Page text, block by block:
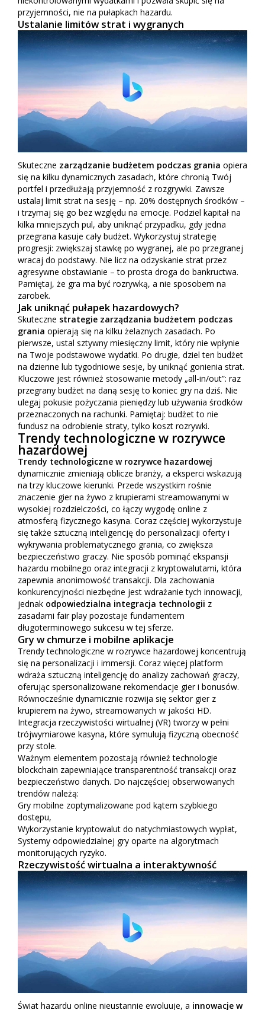
przyjemności, nie na pułapkach hazardu.
Ustalanie limitów strat i wygranych
Skuteczne zarządzanie budżetem podczas grania opiera
się na kilku dynamicznych zasadach, które chronią Twój
portfel i przedłużają przyjemność z rozgrywki. Zawsze
ustalaj limit strat na sesję – np. 20% dostępnych środków –
i trzymaj się go bez względu na emocje. Podziel kapitał na
kilka mniejszych pul, aby uniknąć przypadku, gdy jedna
przegrana kasuje cały budżet. Wykorzystuj strategię
progresji: zwiększaj stawkę po wygranej, ale po przegranej
wracaj do podstawy. Nie licz na odzyskanie strat przez
agresywne obstawianie – to prosta droga do bankructwa.
Pamiętaj, że gra ma być rozrywką, a nie sposobem na
zarobek.
Jak uniknąć pułapek hazardowych?
Skuteczne strategie zarządzania budżetem podczas
grania opierają się na kilku żelaznych zasadach. Po
pierwsze, ustal sztywny miesięczny limit, który nie wpłynie
na Twoje podstawowe wydatki. Po drugie, dziel ten budżet
na dzienne lub tygodniowe sesje, by uniknąć gonienia strat.
Kluczowe jest również stosowanie metody „all-in/out”: raz
przegrany budżet na daną sesję to koniec gry na dziś. Nie
ulegaj pokusie pożyczania pieniędzy lub używania środków
przeznaczonych na rachunki. Pamiętaj: budżet to nie
fundusz na odrobienie straty, tylko koszt rozrywki.
Trendy technologiczne w rozrywce
hazardowej
Trendy technologiczne w rozrywce hazardowej
dynamicznie zmieniają oblicze branży, a eksperci wskazują
na trzy kluczowe kierunki. Przede wszystkim rośnie
znaczenie gier na żywo z krupierami streamowanymi w
wysokiej rozdzielczości, co łączy wygodę online z
atmosferą fizycznego kasyna. Coraz częściej wykorzystuje
się także sztuczną inteligencję do personalizacji oferty i
wykrywania problematycznego grania, co zwiększa
bezpieczeństwo graczy. Nie sposób pominąć ekspansji
hazardu mobilnego oraz integracji z kryptowalutami, która
zapewnia anonimowość transakcji. Dla zachowania
konkurencyjności niezbędne jest wdrażanie tych innowacji,
jednak odpowiedzialna integracja technologii z
zasadami fair play pozostaje fundamentem
długoterminowego sukcesu w tej sferze.
Gry w chmurze i mobilne aplikacje
Trendy technologiczne w rozrywce hazardowej koncentrują
się na personalizacji i immersji. Coraz więcej platform
wdraża sztuczną inteligencję do analizy zachowań graczy,
oferując spersonalizowane rekomendacje gier i bonusów.
Równocześnie dynamicznie rozwija się sektor gier z
krupierem na żywo, streamowanych w jakości HD.
Integracja rzeczywistości wirtualnej (VR) tworzy w pełni
trójwymiarowe kasyna, które symulują fizyczną obecność
przy stole.
Ważnym elementem pozostają również technologie
blockchain zapewniające transparentność transakcji oraz
bezpieczeństwo danych. Do najczęściej obserwowanych
trendów należą:
Gry mobilne zoptymalizowane pod kątem szybkiego
dostępu,
Wykorzystanie kryptowalut do natychmiastowych wypłat,
Systemy odpowiedzialnej gry oparte na algorytmach
monitorujących ryzyko.
Rzeczywistość wirtualna a interaktywność
Świat hazardu online nieustannie ewoluuje, a innowacje w